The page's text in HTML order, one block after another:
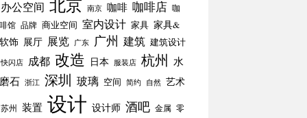
办公空间 北京 南京 咖啡 咖啡店 咖
馆 品牌 商业空间 室内设计 家具 家具&
饰 展厅 展览 广东 广州 建筑 建筑设计
快闪店 成都 改造 日本 服装店 杭州 水
石 浙江 深圳 玻璃 空间 简约 自然 艺术
苏州 装置 设计 设计师 酒吧 金属 零